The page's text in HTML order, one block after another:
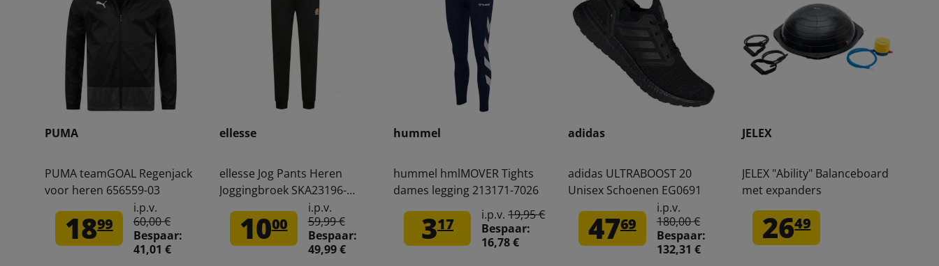
PUMA
PUMA teamGOAL Regenjack
voor heren 656559-03
1899
i.p.v.
60,00 €
Bespaar:
41,01 €
ellesse
ellesse Jog Pants Heren
Joggingbroek SKA23196-
1000
i.p.v.
59,99 €
Bespaar:
49,99 €
hummel
hummel hmlMOVER Tights
dames legging 213171-7026
317 i.p.v.19,95 €
Bespaar:
16,78 €
adidas
adidas ULTRABOOST 20
Unisex Schoenen EG0691
4769
i.p.v.
180,00 €
Bespaar:
132,31 €
JELEX
JELEX "Ability" Balanceboard
met expanders
2649